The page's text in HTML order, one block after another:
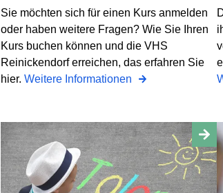
Sie möchten sich für einen Kurs anmelden
oder haben weitere Fragen? Wie Sie Ihren
Kurs buchen können und die VHS
Reinickendorf erreichen, das erfahren Sie
hier. Weitere Informationen